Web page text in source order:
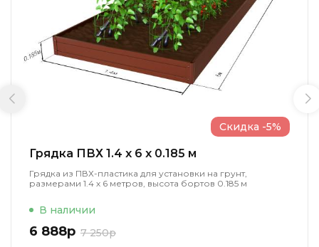
Грядка ПВХ 1.4 x 6 x 0.185 м
Грядка из ПВХ-пластика для установки на грунт,
размерами 1.4 х 6 метров, высота бортов 0.185 м
В наличии
6 888р 7 250р
Скидка -5%